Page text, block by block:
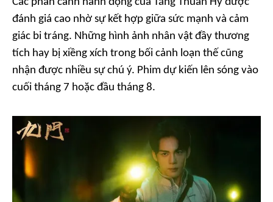
đánh giá cao nhờ sự kết hợp giữa sức mạnh và cảm
giác bi tráng. Những hình ảnh nhân vật đầy thương
tích hay bị xiềng xích trong bối cảnh loạn thế cũng
nhận được nhiều sự chú ý. Phim dự kiến lên sóng vào
cuối tháng 7 hoặc đầu tháng 8.